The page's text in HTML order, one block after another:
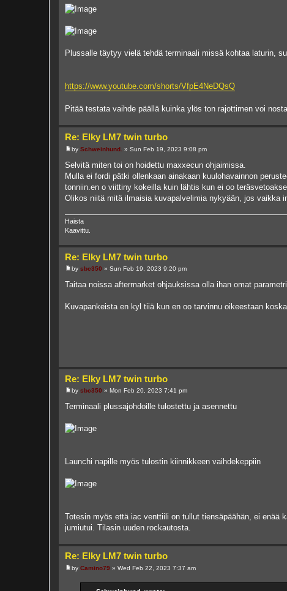
Plussalle täytyy vielä tehdä terminaali missä kohtaa laturin,
https://www.youtube.com/shorts/VfpE4NeDQsQ
Pitää testata vaihde päällä kuinka ylös ton rajottimen voi
Re: Elky LM7 twin turbo
P
s
t
by Schweinhund. » Sun Feb 19, 2023 9:08 pm
Selvitä miten toi on hoidettu maxxecun ohjaimissa.
Mulla ei fordi pätki ollenkaan ainakaan kuulohavainnon
tonniin.en o viittiny kokeilla kuin lähtis kun ei oo
Olikos niitä mitä ilmaisia kuvapalvelimia nykyään, jos vaikka
Haista
Kaavittu.
Re: Elky LM7 twin turbo
P
o
s
by sbc350 » Sun Feb 19, 2023 9:20 pm
Taitaa noissa aftermarket ohjauksissa olla ihan omat
Kuvapankeista en kyl tiiä kun en oo tarvinnu oikeestaan
Re: Elky LM7 twin turbo
o
s
by sbc350 » Mon Feb 20, 2023 7:41 pm
Terminaali plussajohdoille tulostettu ja asennettu
Launchi napille myös tulostin kiinnikkeen vaihdekeppiin
Totesin myös että iac venttiili on tullut tiensäpäähän, ei
jumiutui. Tilasin uuden rockautosta.
Re: Elky LM7 twin turbo
P
by Camino79 » Wed Feb 22, 2023 7:37 am